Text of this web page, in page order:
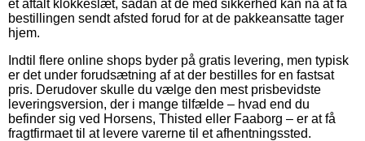
et aftalt klokkeslæt, sådan at de med sikkerhed kan nå at få
bestillingen sendt afsted forud for at de pakkeansatte tager
hjem.
Indtil flere online shops byder på gratis levering, men typisk
er det under forudsætning af at der bestilles for en fastsat
pris. Derudover skulle du vælge den mest prisbevidste
leveringsversion, der i mange tilfælde – hvad end du
befinder sig ved Horsens, Thisted eller Faaborg – er at få
fragtfirmaet til at levere varerne til et afhentningssted.